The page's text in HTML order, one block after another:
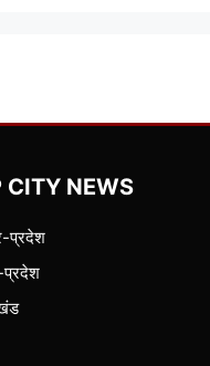
CITY NEWS
प्रदेश
प्रदेश